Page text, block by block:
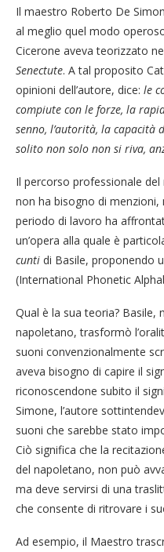
Il maestro Roberto De
al meglio quel modo
Cicerone aveva teorizzato
Senectute. A tal proposito
opinioni dell’autore, dice: le
compiute con le forze, la
senno, l’autorità, la capacità
solito non solo non si riva,
Il percorso professionale
non ha bisogno di menzioni,
periodo di lavoro ha
un’opera alla quale è
cunti di Basile, proponendo
(International Phonetic
Qual è la sua teoria? Basile,
napoletano, trasformò
suoni convenzionalmente
aveva bisogno di capire il
riconoscendone subito il
Simone, l’autore
suoni che sarebbe stato
Ciò significa che la
del napoletano, non può
ma deve servirsi di una
che consente di ritrovare i
Ad esempio, il Maestro